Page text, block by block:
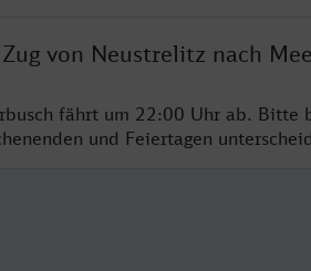
von Neustrelitz nach
fährt um 22:00 Uhr ab. Bitte
und Feiertagen